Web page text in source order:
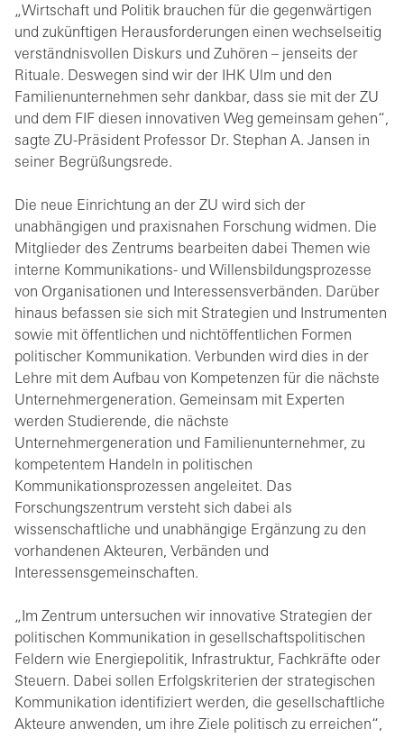
„Wirtschaft und Politik brauchen für die gegenwärtigen
und zukünftigen Herausforderungen einen wechselseitig
verständnisvollen Diskurs und Zuhören – jenseits der
Rituale. Deswegen sind wir der IHK Ulm und den
Familienunternehmen sehr dankbar, dass sie mit der ZU
und dem FIF diesen innovativen Weg gemeinsam gehen“,
sagte ZU-Präsident Professor Dr. Stephan A. Jansen in
seiner Begrüßungsrede.
Die neue Einrichtung an der ZU wird sich der
unabhängigen und praxisnahen Forschung widmen. Die
Mitglieder des Zentrums bearbeiten dabei Themen wie
interne Kommunikations- und Willensbildungsprozesse
von Organisationen und Interessensverbänden. Darüber
hinaus befassen sie sich mit Strategien und Instrumenten
sowie mit öffentlichen und nichtöffentlichen Formen
politischer Kommunikation. Verbunden wird dies in der
Lehre mit dem Aufbau von Kompetenzen für die nächste
Unternehmergeneration. Gemeinsam mit Experten
werden Studierende, die nächste
Unternehmergeneration und Familienunternehmer, zu
kompetentem Handeln in politischen
Kommunikationsprozessen angeleitet. Das
Forschungszentrum versteht sich dabei als
wissenschaftliche und unabhängige Ergänzung zu den
vorhandenen Akteuren, Verbänden und
Interessensgemeinschaften.
„Im Zentrum untersuchen wir innovative Strategien der
politischen Kommunikation in gesellschaftspolitischen
Feldern wie Energiepolitik, Infrastruktur, Fachkräfte oder
Steuern. Dabei sollen Erfolgskriterien der strategischen
Kommunikation identifiziert werden, die gesellschaftliche
Akteure anwenden, um ihre Ziele politisch zu erreichen“,